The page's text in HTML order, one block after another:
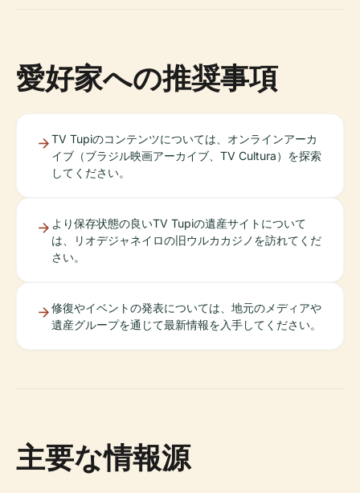
愛好家への推奨事項
TV Tupiのコンテンツについては、オンラインアーカ
イブ（ブラジル映画アーカイブ、TV Cultura）を探索
してください。
より保存状態の良いTV Tupiの遺産サイトについて
は、リオデジャネイロの旧ウルカカジノを訪れてくだ
さい。
修復やイベントの発表については、地元のメディアや
遺産グループを通じて最新情報を入手してください。
主要な情報源